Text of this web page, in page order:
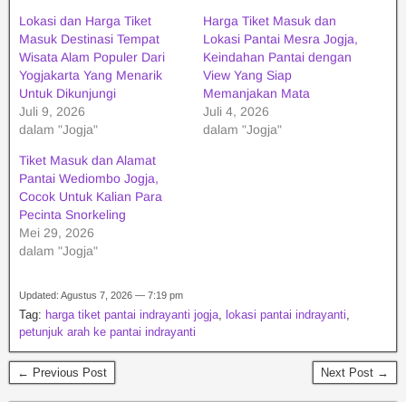
Lokasi dan Harga Tiket
Masuk Destinasi Tempat
Wisata Alam Populer Dari
Yogjakarta Yang Menarik
Untuk Dikunjungi
Juli 9, 2026
dalam "Jogja"
Harga Tiket Masuk dan
Lokasi Pantai Mesra Jogja,
Keindahan Pantai dengan
View Yang Siap
Memanjakan Mata
Juli 4, 2026
dalam "Jogja"
Tiket Masuk dan Alamat
Pantai Wediombo Jogja,
Cocok Untuk Kalian Para
Pecinta Snorkeling
Mei 29, 2026
dalam "Jogja"
Updated: Agustus 7, 2026 — 7:19 pm
Tag: harga tiket pantai indrayanti jogja, lokasi pantai indrayanti,
petunjuk arah ke pantai indrayanti
← Previous Post Next Post →